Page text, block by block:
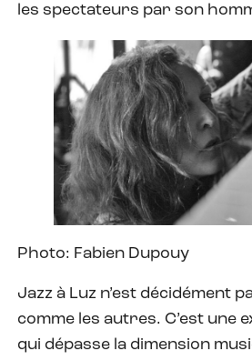
les spectateurs par son
Photo: Fabien Dupouy
Jazz à Luz n’est décidément
comme les autres. C’est une
qui dépasse la dimension